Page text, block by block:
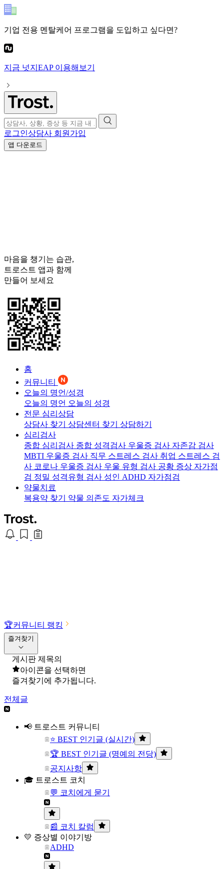
기업 전용 멘탈케어 프로그램을 도입하고 싶다면?
지금 넛지EAP이용해보기
로그인상담사 회원가입
앱 다운로드
마음을 챙기는 습관,
트로스트 앱과 함께
만들어 보세요
홈
커뮤니티
오늘의 명언/성경
오늘의 명언 오늘의 성경
전문 심리상담
상담사 찾기 상담센터 찾기 상담하기
심리검사
종합 심리검사 종합 성격검사 우울증 검사 자존감 검사
MBTI 우울증 검사 직무 스트레스 검사 취업 스트레스 검
사 코로나 우울증 검사 우울 유형 검사 공황 증상 자가점
검 정밀 성격유형 검사 성인 ADHD 자가점검
약물치료
복용약 찾기 약물 의존도 자가체크
🏆커뮤니티 랭킹
즐겨찾기
게시판 제목의
아이콘을 선택하면
즐겨찾기에 추가됩니다.
전체글
📢 트로스트 커뮤니티
⭐ BEST 인기글 (실시간)
🏆 BEST 인기글 (명예의 전당)
공지사항
🎓 트로스트 코치
💬 코치에게 묻기
📰 코치 칼럼
💛 증상별 이야기방
ADHD